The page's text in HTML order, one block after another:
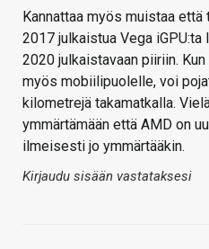
Kannattaa myös muistaa että
2017 julkaistua Vega
2020 julkaistavaan piiriin.
myös mobiilipuolelle, voi
kilometrejä takamatkalla.
ymmärtämään että AMD on
ilmeisesti jo ymmärtääkin.
Kirjaudu sisään vastataksesi